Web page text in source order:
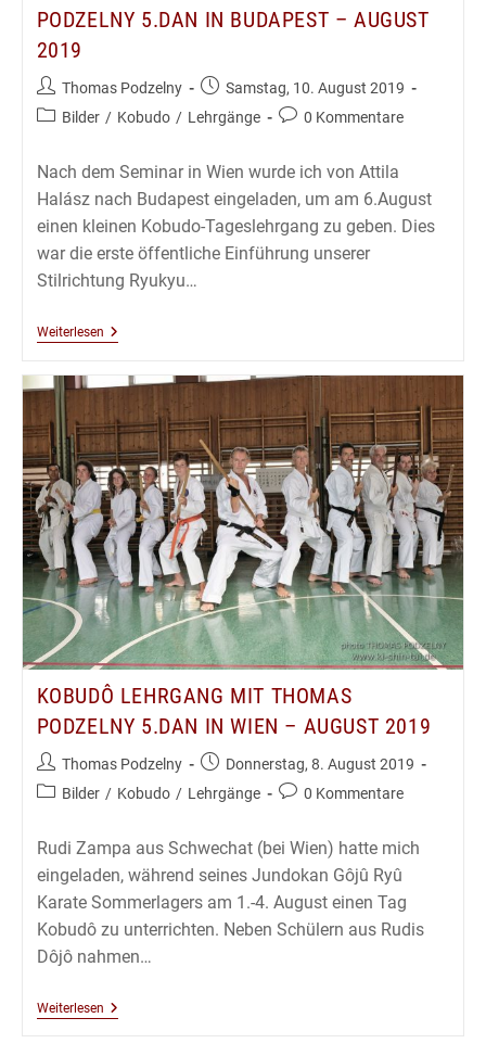
PODZELNY 5.DAN IN BUDAPEST – AUGUST
2019
Beitrags-
Autor:
Thomas Podzelny
Beitrag
veröffentlicht:
Samstag, 10. August 2019
Beitrags-
Bilder / Kobudo / Lehrgänge
Beitrags-
0 Kommentare
Nach dem Seminar in Wien wurde ich von Attila
Halász nach Budapest eingeladen, um am 6.August
einen kleinen Kobudo-Tageslehrgang zu geben. Dies
war die erste öffentliche Einführung unserer
Stilrichtung Ryukyu…
WeiterlesenKobudô
Thomas
Podzelny
5.Dan
In
Budapest
–
August
2019
KOBUDÔ LEHRGANG MIT THOMAS
PODZELNY 5.DAN IN WIEN – AUGUST 2019
Beitrags-
Autor:
Thomas Podzelny
Beitrag
veröffentlicht:
Donnerstag, 8. August 2019
Beitrags-
Bilder / Kobudo / Lehrgänge
Beitrags-
0 Kommentare
Rudi Zampa aus Schwechat (bei Wien) hatte mich
eingeladen, während seines Jundokan Gôjû Ryû
Karate Sommerlagers am 1.-4. August einen Tag
Kobudô zu unterrichten. Neben Schülern aus Rudis
Dôjô nahmen…
WeiterlesenKobudô